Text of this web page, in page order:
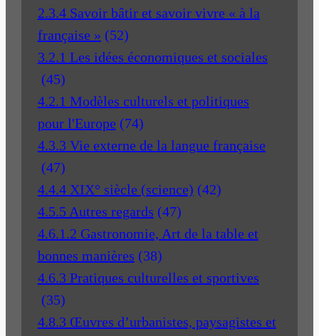
2.3.4 Savoir bâtir et savoir vivre « à la
française » (52)
3.2.1 Les idées économiques et sociales
(45)
4.2.1 Modèles culturels et politiques
pour l'Europe (74)
4.3.3 Vie externe de la langue française
(47)
4.4.4 XIX° siècle (science) (42)
4.5.5 Autres regards (47)
4.6.1.2 Gastronomie, Art de la table et
bonnes manières (38)
4.6.3 Pratiques culturelles et sportives
(35)
4.8.3 Œuvres d’urbanistes, paysagistes et